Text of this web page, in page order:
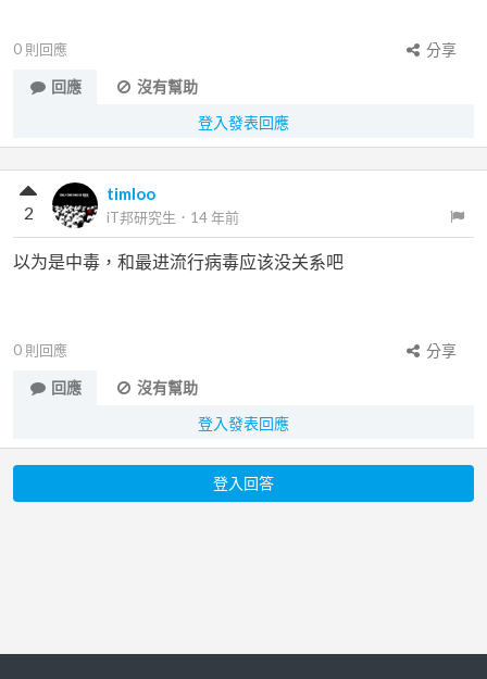
0 則回應
分享
回應
沒有幫助
登入發表回應
timloo
iT邦研究生 ． 14 年前
2
以为是中毒，和最进流行病毒应该没关系吧
0 則回應
分享
回應
沒有幫助
登入發表回應
登入回答